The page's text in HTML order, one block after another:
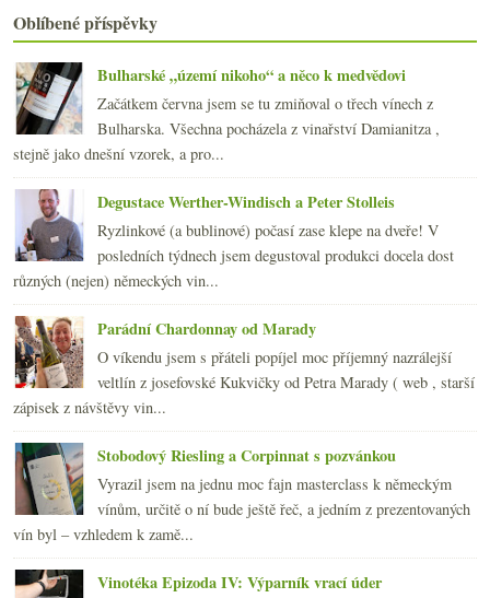
Assyrtiko ze stoletých keřů
Nádherné Ciliegiolo
►2016(250)
►2015(251)
2014 (254)
2013
2012(254)
►2011(252)
►2010(249)
► 2009 (249)
2008
►2007(108)
Oblíbené příspěvky
Bulharské „území nikoho“ a něco k medvědovi
Začátkem června jsem se tu zmiňoval o třech vínech z
Bulharska. Všechna pocházela z vinařství Damianitza ,
stejně jako dnešní vzorek, a pro...
Degustace Werther-Windisch a Peter Stolleis
Ryzlinkové (a bublinové) počasí zase klepe na dveře! V
posledních týdnech jsem degustoval produkci docela dost
různých (nejen) německých vin...
Parádní Chardonnay od Marady
O víkendu jsem s přáteli popíjel moc příjemný nazrálejší
veltlín z josefovské Kukvičky od Petra Marady ( web , starší
zápisek z návštěvy vin...
Stobodový Riesling a Corpinnat s pozvánkou
Vyrazil jsem na jednu moc fajn masterclass k německým
vínům, určitě o ní bude ještě řeč, a jedním z prezentovaných
vín byl – vzhledem k zamě...
Vinotéka Epizoda IV: Výparník vrací úder